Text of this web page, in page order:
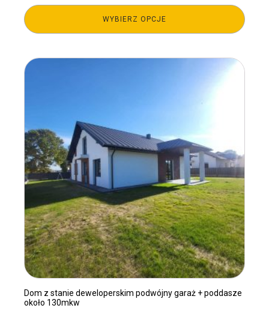
cen:
od
90,00 zł
WYBIERZ OPCJE
Dom z stanie deweloperskim podwójny garaż + poddasze
około 130mkw